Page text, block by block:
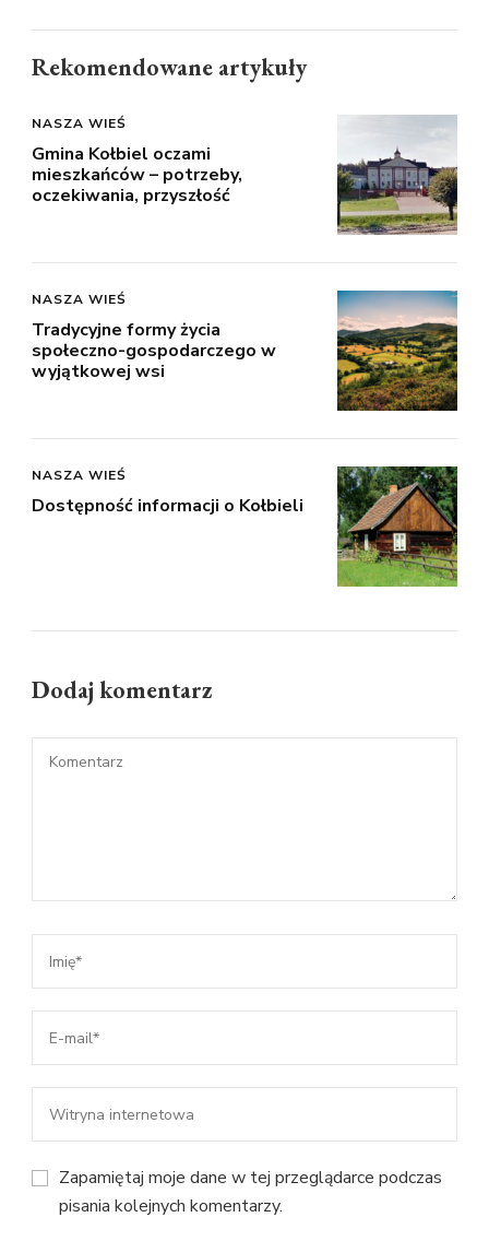
Rekomendowane artykuły
NASZA WIEŚ
Gmina Kołbiel oczami
mieszkańców – potrzeby,
oczekiwania, przyszłość
NASZA WIEŚ
Tradycyjne formy życia
społeczno-gospodarczego w
wyjątkowej wsi
NASZA WIEŚ
Dostępność informacji o Kołbieli
Dodaj komentarz
Zapamiętaj moje dane w tej przeglądarce podczas
pisania kolejnych komentarzy.